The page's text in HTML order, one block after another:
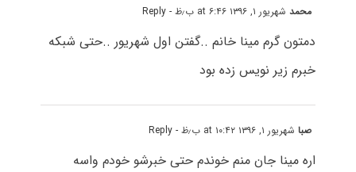
محمدشهریور ۱, ۱۳۹۶ at ۶:۴۶ ب٫ظ - Reply
دمتون گرم مینا خانم ..گفتن اول شهریور ..حتی شبکه
خبرم زیر نویس زده بود
صباشهریور ۱, ۱۳۹۶ at ۱۰:۴۲ ب٫ظ - Reply
اره مینا جان منم خوندم حتی خبرشو خودم واسه